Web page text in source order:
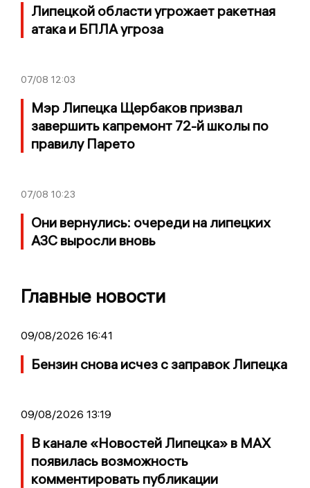
Липецкой области угрожает ракетная
атака и БПЛА угроза
07/08 12:03
Мэр Липецка Щербаков призвал
завершить капремонт 72-й школы по
правилу Парето
07/08 10:23
Они вернулись: очереди на липецких
АЗС выросли вновь
Главные новости
09/08/2026 16:41
Бензин снова исчез с заправок Липецка
09/08/2026 13:19
В канале «Новостей Липецка» в MAX
появилась возможность
комментировать публикации